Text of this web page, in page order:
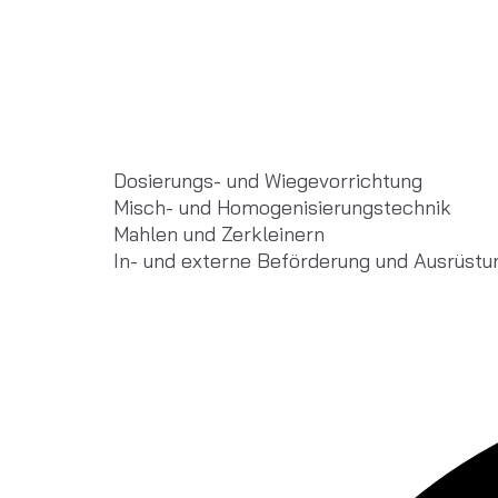
Dosierungs- und Wiegevorrichtung
Misch- und Homogenisierungstechnik
Mahlen und Zerkleinern
In- und externe Beförderung und